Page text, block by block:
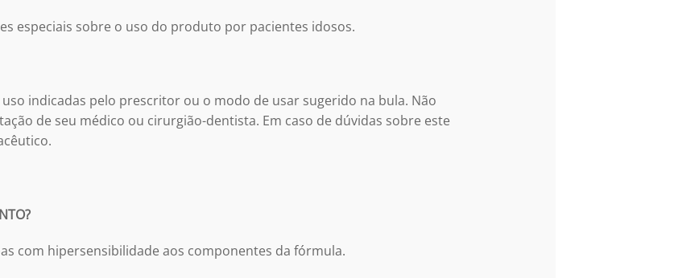
especiais sobre o uso do produto por pacientes idosos.
indicadas pelo prescritor ou o modo de usar sugerido na bula. Não
de seu médico ou cirurgião-dentista. Em caso de dúvidas sobre este
com hipersensibilidade aos componentes da fórmula.